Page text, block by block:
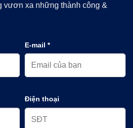
vươn xa những thành công &
E-mail *
Điện thoại